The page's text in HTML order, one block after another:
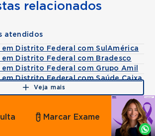
relacionados
atendidos
Distrito Federal com SulAmérica
Distrito Federal com Bradesco
Distrito Federal com Grupo Amil
Distrito Federal com Saúde Caixa
Veja mais
Agende
por
Whatsapp
Marcar Exame